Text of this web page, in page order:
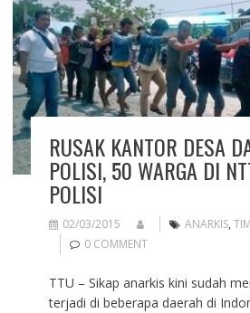
RUSAK KANTOR DESA
POLISI, 50 WARGA DI
POLISI
02/03/2015 ANARKIS,
0 COMMENT
TTU – Sikap anarkis kini sudah
terjadi di beberapa daerah di